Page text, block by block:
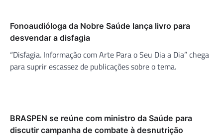
Fonoaudióloga da Nobre Saúde lança livro para
desvendar a disfagia
“Disfagia. Informação com Arte Para o Seu Dia a Dia” chega
para suprir escassez de publicações sobre o tema.
BRASPEN se reúne com ministro da Saúde para
discutir campanha de combate à desnutrição